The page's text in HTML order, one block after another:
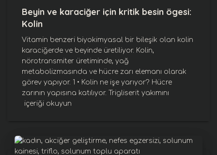
Beyin ve karaciğer için kritik besin ögesi:
Kolin
Vitamin benzeri biyokimyasal bir bileşik olan kolin
karaciğerde ve beyinde üretiliyor. Kolin,
nörotransmiter üretiminde, yağ
metabolizmasında ve hücre zarı elemanı olarak
görev yapıyor. 1 • Kolin ne işe yarıyor? Hücre
zarının yapısına katılıyor. Trigliserit yakımını
içeriği okuyun